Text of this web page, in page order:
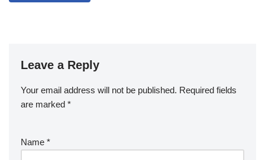
Leave a Reply
Your email address will not be published. Required fields
are marked *
Name *